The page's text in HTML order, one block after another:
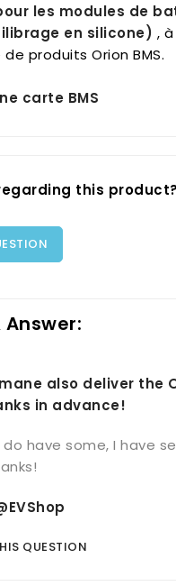
les modules de
en silicone) ,
produits Orion BMS.
carte BMS
this
also deliver the
in advance!
do have some, I have
QUESTION